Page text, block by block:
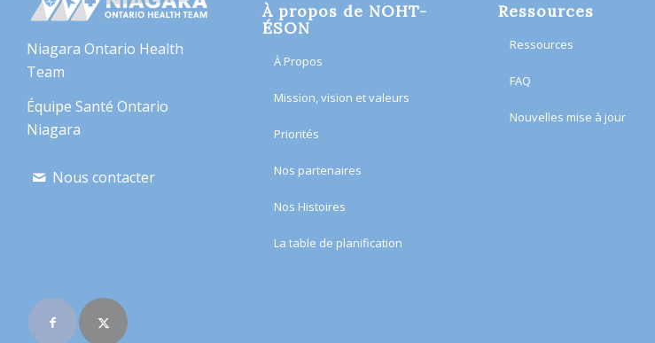
Niagara Ontario Health
Team
Équipe Santé Ontario
Niagara
Nous contacter
À propos de NOHT-
ÉSON
À Propos
Mission, vision et valeurs
Priorités
Nos partenaires
Nos Histoires
​La table de planification​
Ressources
Ressources
FAQ
Nouvelles mise à jour